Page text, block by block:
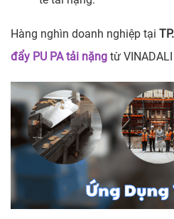
Hàng nghìn doanh nghiệp tại
đẩy PU PA tải nặng từ